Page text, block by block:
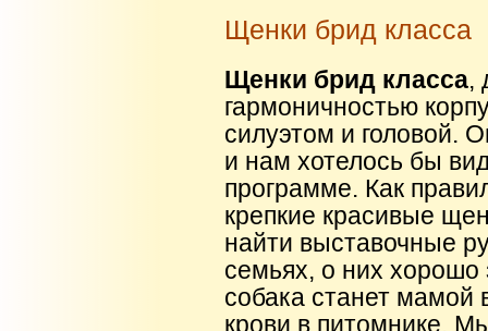
Щенки брид класса
Щенки брид класса,
гармоничностью
силуэтом и головой.
и нам хотелось бы
программе. Как
крепкие красивые
найти выставочные
семьях, о них хорошо
собака станет мамой
крови в питомнике.